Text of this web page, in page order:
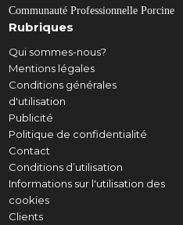
Communauté Professionnelle Porcine
Rubriques
Qui sommes-nous?
Mentions légales
Conditions générales
d'utilisation
Publicité
Politique de confidentialité
Contact
Conditions d’utilisation
Informations sur l'utilisation des
cookies
Clients